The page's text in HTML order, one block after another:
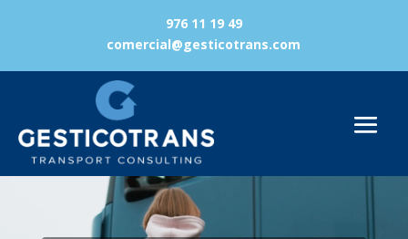
976 11 19 49
comercial@gesticotrans.com